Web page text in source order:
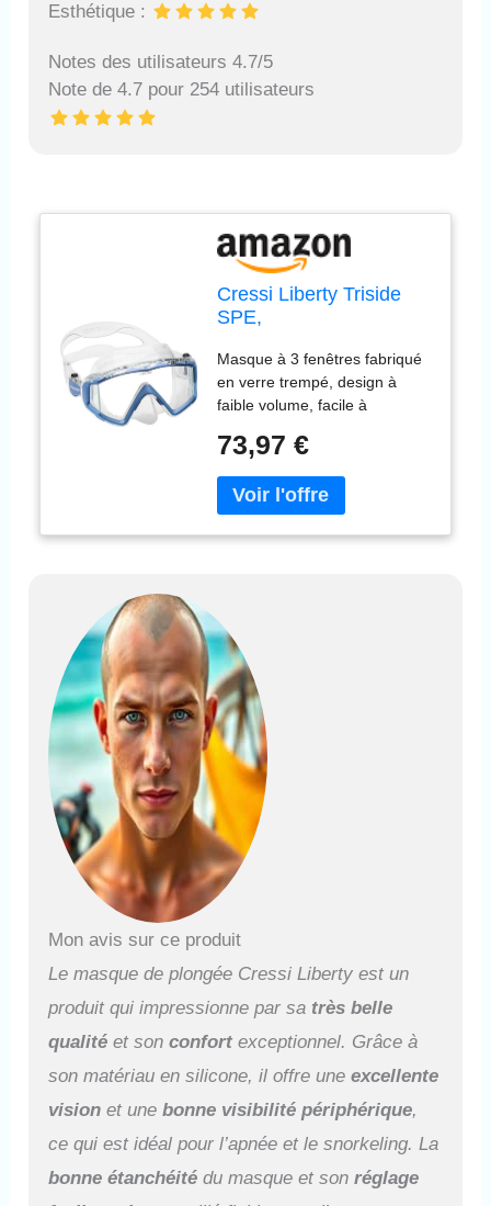
Esthétique :
Notes des utilisateurs 4.7/5
Note de 4.7 pour 254 utilisateurs
Cressi Liberty Triside
SPE,
Masque à 3 fenêtres fabriqué
en verre trempé, design à
faible volume, facile à
sous-marine et la plongée
avec tuba Jupe et sangle 100
% silicone combinés pour un
ajustement parfait et une
étanchéité sur le visage
Poche nasale facile d'accès à
une main pour l'égalisation de
l'oreille Cadre coloré effet
peint par pulvérisation qui
rend le masque élégant et
beau à voir
73,97 €
Mon avis sur ce produit
Le masque de plongée Cressi Liberty est un
produit qui impressionne par sa très belle
qualité et sonconfort exceptionnel. Grâce à
son matériau en silicone, il offre uneexcellente
vision et unebonne visibilité périphérique,
ce qui est idéal pour l’apnée et le snorkeling. La
bonne étanchéité du masque et sonréglage